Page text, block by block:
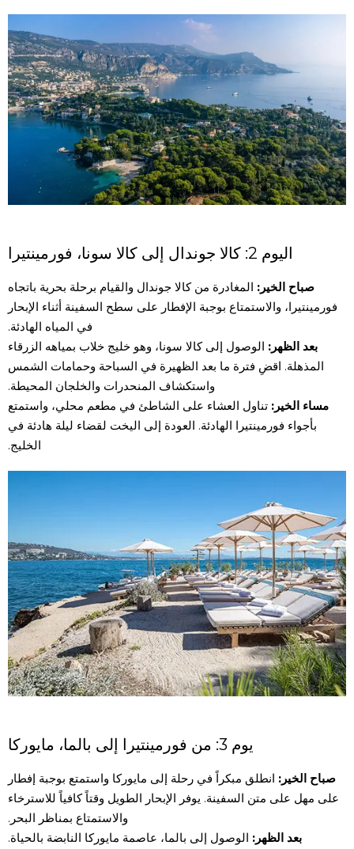
اليوم 2: كالا جوندال إلى كالا سونا، فورمينتيرا
صباح الخير: المغادرة من كالا جوندال والقيام برحلة بحرية باتجاه
فورمينتيرا، والاستمتاع بوجبة الإفطار على سطح السفينة أثناء الإبحار
في المياه الهادئة.
بعد الظهر: الوصول إلى كالا سونا، وهو خليج خلاب بمياهه الزرقاء
المذهلة. اقضِ فترة ما بعد الظهيرة في السباحة وحمامات الشمس
واستكشاف المنحدرات والخلجان المحيطة.
مساء الخير: تناول العشاء على الشاطئ في مطعم محلي، واستمتع
بأجواء فورمينتيرا الهادئة. العودة إلى اليخت لقضاء ليلة هادئة في
الخليج.
يوم 3: من فورمينتيرا إلى بالما، مايوركا
صباح الخير: انطلق مبكراً في رحلة إلى مايوركا واستمتع بوجبة إفطار
على مهل على متن السفينة. يوفر الإبحار الطويل وقتاً كافياً للاسترخاء
والاستمتاع بمناظر البحر.
بعد الظهر: الوصول إلى بالما، عاصمة مايوركا النابضة بالحياة.